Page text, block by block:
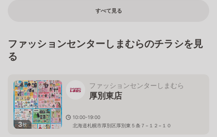
すべて見る
ファッションセンターしまむらのチラシを見
る
3枚
ファッションセンターしまむら
厚別東店
10:00-19:00
北海道札幌市厚別区厚別東５条７−１２−１０